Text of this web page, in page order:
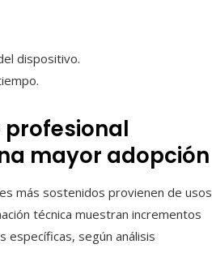
dispositivo.
mayor adopción
más sostenidos provienen de usos
técnica muestran incrementos
específicas, según análisis